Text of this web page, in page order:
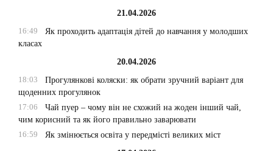
21.04.2026
16:49
Як проходить адаптація дітей до навчання у молодших
класах
20.04.2026
18:03
Прогулянкові коляски: як обрати зручний варіант для
щоденних прогулянок
17:06
Чай пуер – чому він не схожий на жоден інший чай,
чим корисний та як його правильно заварювати
16:59
Як змінюється освіта у передмісті великих міст